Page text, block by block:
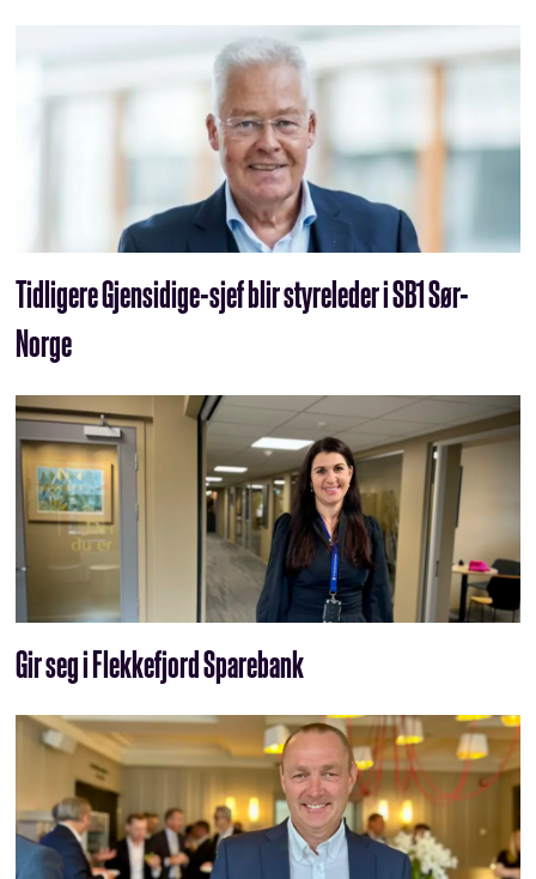
Tidligere Gjensidige-sjef blir styreleder i SB1 Sør-
Norge
Gir seg i Flekkefjord Sparebank